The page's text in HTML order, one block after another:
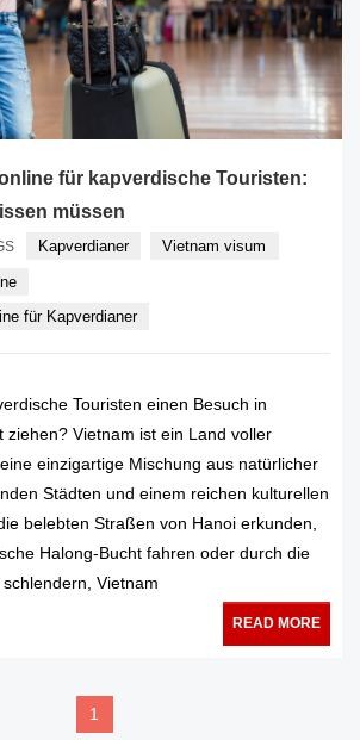
für kapverdische Touristen:
müssen
Kapverdianer
Vietnam visum
für Kapverdianer
Touristen einen Besuch in
ziehen? Vietnam ist ein Land voller
einzigartige Mischung aus natürlicher
Städten und einem reichen kulturellen
belebten Straßen von Hanoi erkunden,
Halong-Bucht fahren oder durch die
Vietnam
READ MORE
1